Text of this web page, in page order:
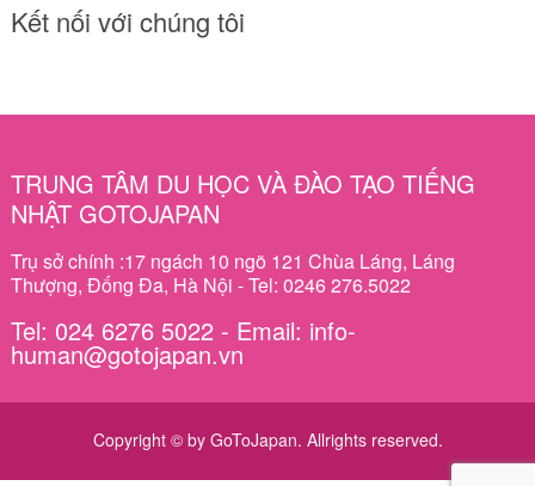
Kết nối với chúng tôi
TRUNG TÂM DU HỌC VÀ ĐÀO TẠO TIẾNG
NHẬT GOTOJAPAN
Trụ sở chính :17 ngách 10 ngõ 121 Chùa Láng, Láng
Thượng, Đống Đa, Hà Nội - Tel: 0246 276.5022
Tel: 024 6276 5022 - Email: info-
human@gotojapan.vn
Copyright © by GoToJapan. Allrights reserved.